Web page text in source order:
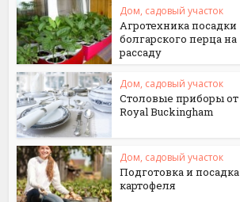
Дом, садовый участок
Агротехника посадки
болгарского перца на
рассаду
Дом, садовый участок
Столовые приборы от
Royal Buckingham
Дом, садовый участок
Подготовка и посадка
картофеля